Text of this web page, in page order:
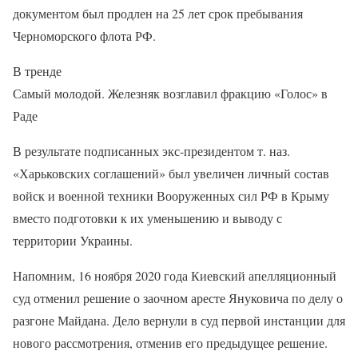
документом был продлен на 25 лет срок пребывания
Черноморского флота РФ.
В тренде
Самый молодой. Железняк возглавил фракцию «Голос» в
Раде
В результате подписанных экс-президентом т. наз.
«Харьковских соглашений» был увеличен личный состав
войск и военной техники Вооруженных сил РФ в Крыму
вместо подготовки к их уменьшению и выводу с
территории Украины.
Напомним, 16 ноября 2020 года Киевский апелляционный
суд отменил решение о заочном аресте Януковича по делу о
разгоне Майдана. Дело вернули в суд первой инстанции для
нового рассмотрения, отменив его предыдущее решение.